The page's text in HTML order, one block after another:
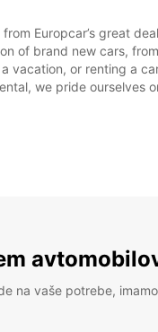
from Europcar’s great
of brand new cars,
vacation, or renting a
we pride ourselves
na vaše potrebe,